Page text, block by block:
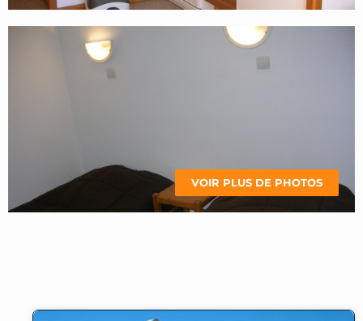
VOIR PLUS DE PHOTOS